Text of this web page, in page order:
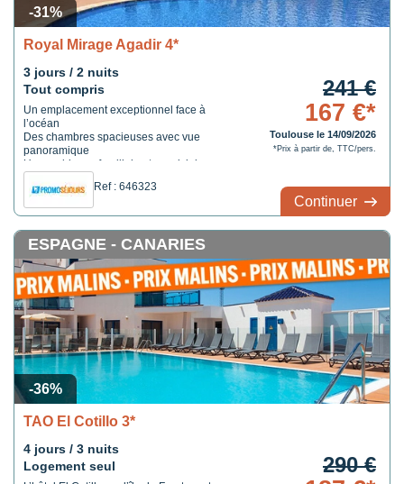
-31%
Royal Mirage Agadir 4*
3 jours / 2 nuits
Tout compris
Un emplacement exceptionnel face à
l’océan
Des chambres spacieuses avec vue
panoramique
Une ambiance familiale et conviviale
Ref : 646323
241 €
167 €*
Toulouse le 14/09/2026
*Prix à partir de, TTC/pers.
Continuer
-36%
ESPAGNE - CANARIES
TAO El Cotillo 3*
4 jours / 3 nuits
Logement seul
290 €